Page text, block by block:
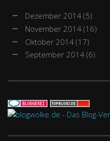
Dezember 2014 (5)
November 2014 (16)
Oktober 2014 (17)
September 2014 (6)